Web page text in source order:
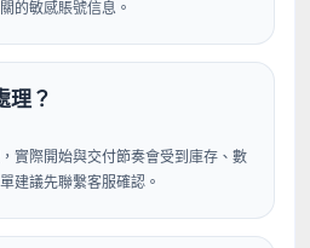
的敏感賬號信息。
理？
實際開始與交付節奏會受到庫存、數
建議先聯繫客服確認。